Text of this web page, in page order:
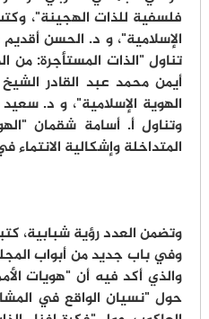
فلسفية للذات الهجينة"،
الإسلامية"، و د. الحسن
تناول "الذات المستأجرة: من
أيمن محمد عبد القادر
الهوية الإسلامية"، و د.
وتناول أ. أسامة شقمان
المتداخلة وإشكالية الانتماء
وتضمن العدد رؤية شبابية،
وفي باب جديد من أبواب
والذي أكد فيه أن "هويات
حول "نسيان الواقع في